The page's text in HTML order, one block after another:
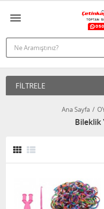
FILTRELE
Ana Sayfa
Bileklik